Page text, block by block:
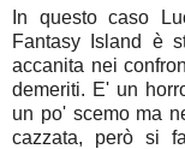
In questo caso
Fantasy Island è
accanita nei
demeriti. E' un
un po' scemo ma
cazzata, però si